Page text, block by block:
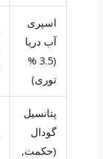
اسپری
آب دریا
(3.5 %
توری)
پتانسیل
گودال
(حکمت,